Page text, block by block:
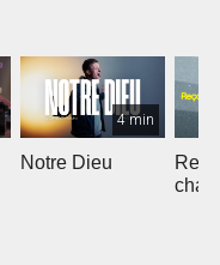
4 min
Notre Dieu
chant